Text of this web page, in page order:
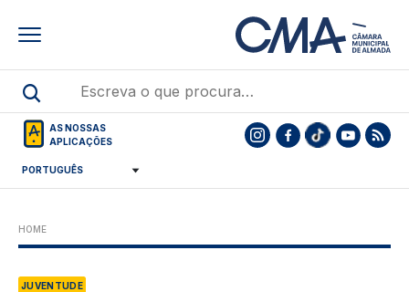
AS NOSSAS
APLICAÇÕES
HOME
JUVENTUDE